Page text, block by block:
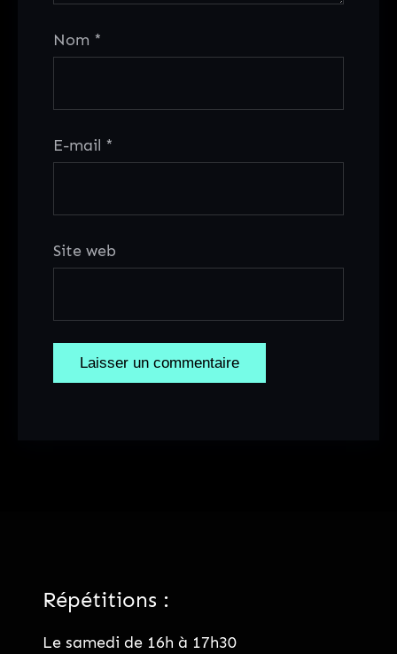
Nom *
E-mail *
Site web
Répétitions :
Le samedi de 16h à 17h30